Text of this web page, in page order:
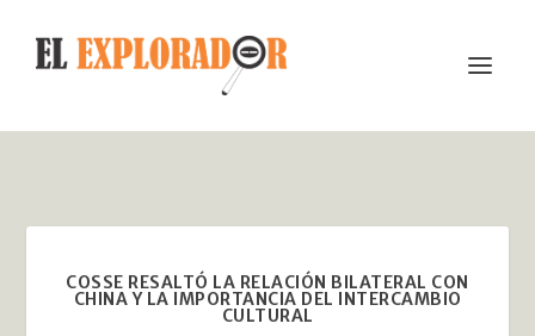
COSSE RESALTÓ LA RELACIÓN BILATERAL CON
CHINA Y LA IMPORTANCIA DEL INTERCAMBIO
CULTURAL